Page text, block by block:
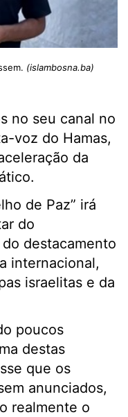
(islambosna.ba)
no seu canal no
voz do Hamas,
da
de Paz” irá
do
destacamento
internacional,
israelitas e da
poucos
destas
que os
anunciados,
realmente o